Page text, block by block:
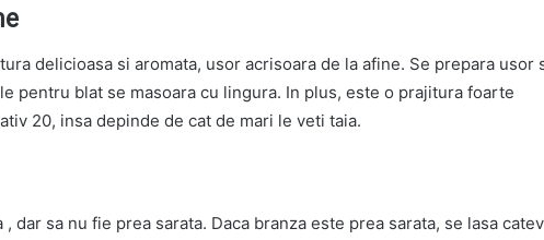
delicioasa si aromata, usor acrisoara de la afine. Se prepara usor
pentru blat se masoara cu lingura. In plus, este o prajitura foarte
20, insa depinde de cat de mari le veti taia.
, dar sa nu fie prea sarata. Daca branza este prea sarata, se lasa